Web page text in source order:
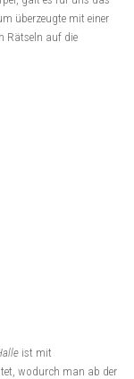
überzeugte mit einer
Rätseln auf die
ist mit
wodurch man ab der